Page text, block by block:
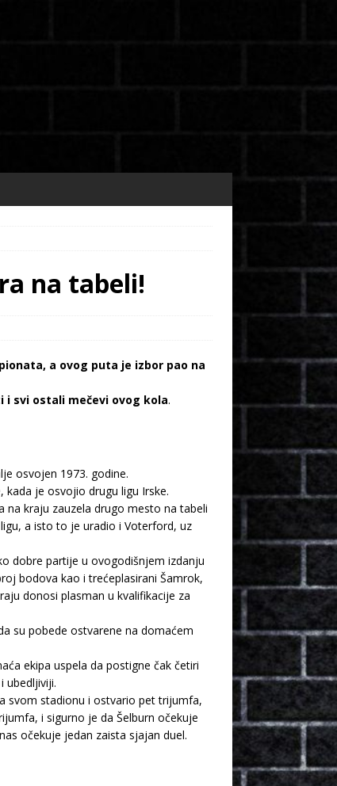
na tabeli!
a ovog puta je izbor pao na
i svi ostali mečevi ovog kola.
osvojen 1973. godine.
je osvojio drugu ligu Irske.
kraju zauzela drugo mesto na tabeli
a isto to je uradio i Voterford, uz
dobre partije u ovogodišnjem izdanju
bodova kao i trećeplasirani Šamrok,
donosi plasman u kvalifikacije za
su pobede ostvarene na domaćem
ekipa uspela da postigne čak četiri
ubedljiviji.
svom stadionu i ostvario pet trijumfa,
i sigurno je da Šelburn očekuje
očekuje jedan zaista sjajan duel.